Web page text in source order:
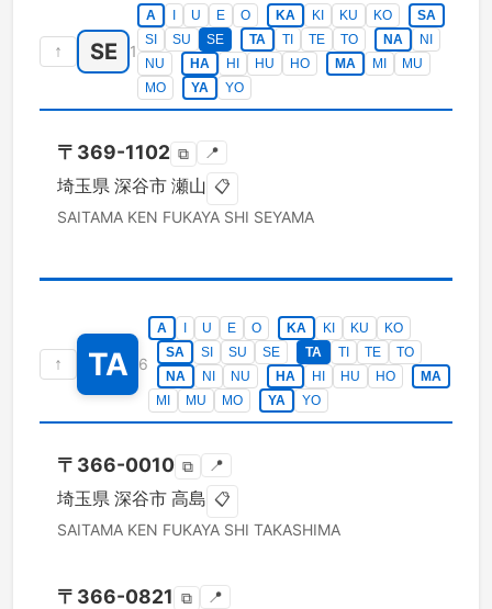
↑ SE 1
A U E O KA KI KU KO
SA
SI
SU SE TA TI TE TO NA
NI
NU
HA HI HU HO MA MI
MU
MO
YA YO
〒 369-1102 ⧉ 📍
埼玉県 深谷市 瀬山 📋
SAITAMA KEN FUKAYA SHI SEYAMA
↑ TA 6
A U E O KA KI KU
KO
SA
SI SU SE TA TI TE
TO
NA
NI NU HA HI HU HO
MA
MI
MU MO YA YO
〒 366-0010 ⧉ 📍
埼玉県 深谷市 高島 📋
SAITAMA KEN FUKAYA SHI TAKASHIMA
〒 366-0821 ⧉ 📍